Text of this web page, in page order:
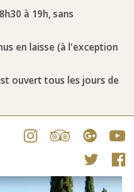
à 19h, sans
en laisse (à l'exception
ouvert tous les jours de